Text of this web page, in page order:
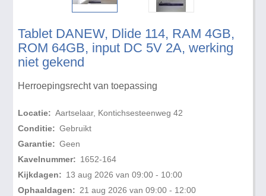
Tablet DANEW, Dlide 114, RAM 4GB,
ROM 64GB, input DC 5V 2A, werking
niet gekend
Herroepingsrecht van toepassing
Locatie: Aartselaar, Kontichsesteenweg 42
Conditie: Gebruikt
Garantie: Geen
Kavelnummer: 1652-164
Kijkdagen: 13 aug 2026 van 09:00 - 10:00
Ophaaldagen: 21 aug 2026 van 09:00 - 12:00